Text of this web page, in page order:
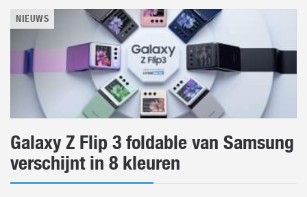
NIEUWS
Galaxy Z Flip 3 foldable van Samsung
verschijnt in 8 kleuren